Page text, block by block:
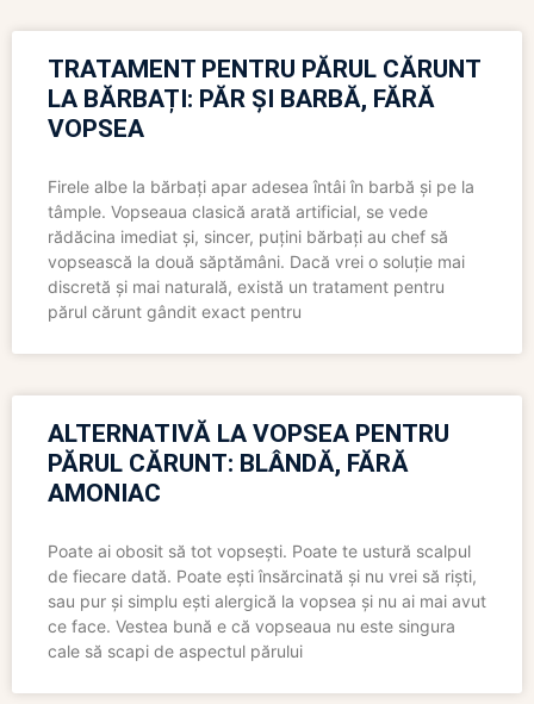
TRATAMENT PENTRU PĂRUL CĂRUNT
LA BĂRBAȚI: PĂR ȘI BARBĂ, FĂRĂ
VOPSEA
Firele albe la bărbați apar adesea întâi în barbă și pe la
tâmple. Vopseaua clasică arată artificial, se vede
rădăcina imediat și, sincer, puțini bărbați au chef să
vopsească la două săptămâni. Dacă vrei o soluție mai
discretă și mai naturală, există un tratament pentru
părul cărunt gândit exact pentru
ALTERNATIVĂ LA VOPSEA PENTRU
PĂRUL CĂRUNT: BLÂNDĂ, FĂRĂ
AMONIAC
Poate ai obosit să tot vopsești. Poate te ustură scalpul
de fiecare dată. Poate ești însărcinată și nu vrei să riști,
sau pur și simplu ești alergică la vopsea și nu ai mai avut
ce face. Vestea bună e că vopseaua nu este singura
cale să scapi de aspectul părului